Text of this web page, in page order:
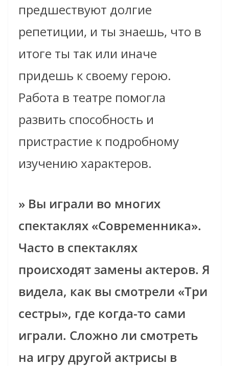
предшествуют долгие
репетиции, и ты знаешь, что в
итоге ты так или иначе
придешь к своему герою.
Работа в театре помогла
развить способность и
пристрастие к подробному
изучению характеров.
» Вы играли во многих
спектаклях «Современника».
Часто в спектаклях
происходят замены актеров. Я
видела, как вы смотрели «Три
сестры», где когда-то сами
играли. Сложно ли смотреть
на игру другой актрисы в